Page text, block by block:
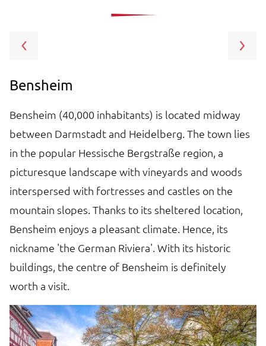
Bensheim
Bensheim (40,000 inhabitants) is located midway
between Darmstadt and Heidelberg. The town lies
in the popular Hessische Bergstraße region, a
picturesque landscape with vineyards and woods
interspersed with fortresses and castles on the
mountain slopes. Thanks to its sheltered location,
Bensheim enjoys a pleasant climate. Hence, its
nickname 'the German Riviera'. With its historic
buildings, the centre of Bensheim is definitely
worth a visit.